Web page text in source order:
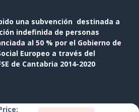
una subvención destinada a
indefinida de personas
al 50 % por el Gobierno de
Europeo a través del
de Cantabria 2014-2020